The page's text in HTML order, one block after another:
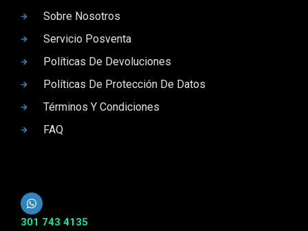
Sobre Nosotros
Servicio Posventa
Políticas De Devoluciones
Políticas De Protección De Datos
Términos Y Condiciones
FAQ
301 743 4135